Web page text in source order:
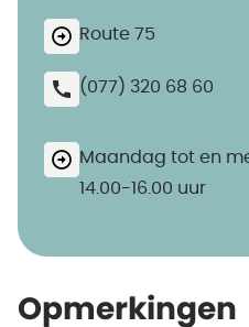
Route 75
(077) 320 68 60
Maandag tot en
14.00-16.00 uur
Opmerkingen